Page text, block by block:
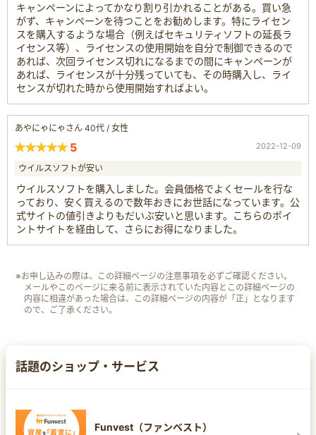
キャンペーンによってかなり割り引かれることがある。買い急
がず、キャンペーンを待つことをお勧めします。特にライセン
スを購入するような場合（例えばセキュリティソフトの延長ラ
イセンス等）、ライセンスの使用開始を自分で制御できるので
あれば、次回ライセンス切れになるまでの間にキャンペーンが
あれば、ライセンスが十分残っていても、その時購入し、ライ
センスが切れた時から使用開始すればよい。
あやにゃにゃさん 40代 / 女性
5 2022-12-09
ウイルスソフトが安い
ウイルスソフトを購入しました。会員価格でよくセールを行な
っており、安く買えるので数年おきにお世話になっています。公
式サイトの値引きよりもだいぶ安いと思います。こちらのポイ
ントサイトを経由して、さらにお得になりました。
※お申し込みの際は、この詳細ページの注意事項を必ずご確認ください。
メールやこのページに来る前に表示されていた内容とこの詳細ページの
内容に相違があった場合は、この詳細ページの内容が「正」となります
ので、ご了承ください。
話題のショップ・サービス
Funvest（ファンベスト）